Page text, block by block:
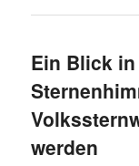
Ein Blick
werden